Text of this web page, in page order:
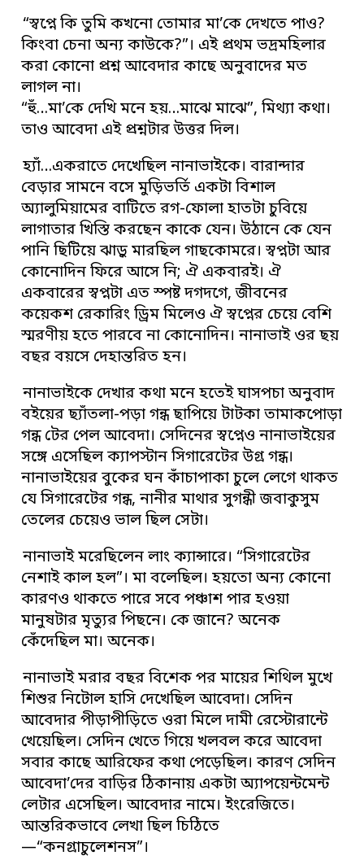
“স্বপ্নে কি তুমি কখনো তোমার মা’কে দেখতে পাও?
কিংবা চেনা অন্য কাউকে?”। এই প্রথম ভদ্রমহিলার
করা কোনো প্রশ্ন আবেদার কাছে অনুবাদের মত
লাগল না।
“হুঁ…মা’কে দেখি মনে হয়…মাঝে মাঝে”, মিথ্যা কথা।
তাও আবেদা এই প্রশ্নটার উত্তর দিল।
হ্যাঁ…একরাতে দেখেছিল নানাভাইকে। বারান্দার
বেড়ার সামনে বসে মুড়িভর্তি একটা বিশাল
অ্যালুমিয়ামের বাটিতে রগ-ফোলা হাতটা চুবিয়ে
লাগাতার খিস্তি করছেন কাকে যেন। উঠানে কে যেন
পানি ছিটিয়ে ঝাড়ু মারছিল গাছকোমরে। স্বপ্নটা আর
কোনোদিন ফিরে আসে নি; ঐ একবারই। ঐ
একবারের স্বপ্নটা এত স্পষ্ট দগদগে, জীবনের
কয়েকশ রেকারিং ড্রিম মিলেও ঐ স্বপ্নের চেয়ে বেশি
স্মরণীয় হতে পারবে না কোনোদিন। নানাভাই ওর ছয়
বছর বয়সে দেহান্তরিত হন।
নানাভাইকে দেখার কথা মনে হতেই ঘাসপচা অনুবাদ
বইয়ের ছ্যাঁতলা-পড়া গন্ধ ছাপিয়ে টাটকা তামাকপোড়া
গন্ধ টের পেল আবেদা। সেদিনের স্বপ্নেও নানাভাইয়ের
সঙ্গে এসেছিল ক্যাপস্টান সিগারেটের উগ্র গন্ধ।
নানাভাইয়ের বুকের ঘন কাঁচাপাকা চুলে লেগে থাকত
যে সিগারেটের গন্ধ, নানীর মাথার সুগন্ধী জবাকুসুম
তেলের চেয়েও ভাল ছিল সেটা।
নানাভাই মরেছিলেন লাং ক্যান্সারে। “সিগারেটের
নেশাই কাল হল”। মা বলেছিল। হয়তো অন্য কোনো
কারণও থাকতে পারে সবে পঞ্চাশ পার হওয়া
মানুষটার মৃত্যুর পিছনে। কে জানে? অনেক
কেঁদেছিল মা। অনেক।
নানাভাই মরার বছর বিশেক পর মায়ের শিথিল মুখে
শিশুর নিটোল হাসি দেখেছিল আবেদা। সেদিন
আবেদার পীড়াপীড়িতে ওরা মিলে দামী রেস্টোরান্টে
খেয়েছিল। সেদিন খেতে গিয়ে খলবল করে আবেদা
সবার কাছে আরিফের কথা পেড়েছিল। কারণ সেদিন
আবেদা’দের বাড়ির ঠিকানায় একটা অ্যাপয়েন্টমেন্ট
লেটার এসেছিল। আবেদার নামে। ইংরেজিতে।
আন্তরিকভাবে লেখা ছিল চিঠিতে
—“কনগ্রাচুলেশনস”।